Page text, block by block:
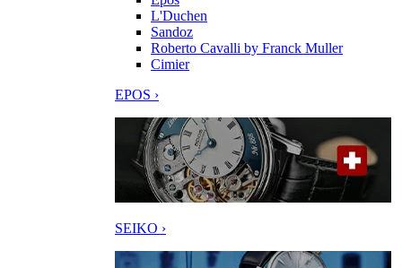
L'Duchen
Sandoz
Roberto Cavalli by Franck Muller
Cimier
EPOS ›
SEIKO ›